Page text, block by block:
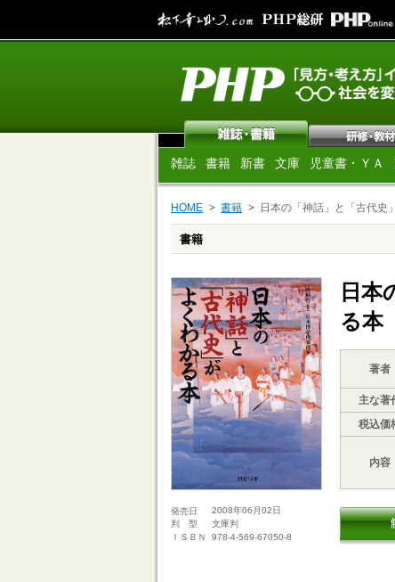
雑誌 書籍 新書 文庫 児童書・ＹＡ
HOME 書籍 日本の「神話」と「古代史
書籍
発売日
2008年06月02日
判 型
文庫判
ＩＳＢＮ
978-4-569-67050-8
日本
る本
著者
主な著
税込価
内容